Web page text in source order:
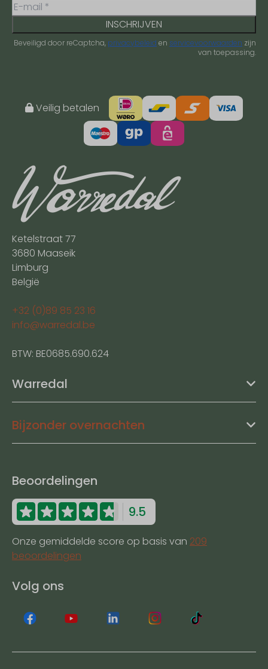
INSCHRIJVEN
Beveiligd door reCaptcha, privacybeleid en servicevoorwaarden zijn
van toepassing.
Veilig betalen
Ketelstraat 77
3680 Maaseik
Limburg
België
+32 (0)89 85 23 16
info@warredal.be
BTW: BE0685.690.624
Warredal
Bijzonder overnachten
Beoordelingen
9.5
Onze gemiddelde score op basis van 209
beoordelingen
Volg ons